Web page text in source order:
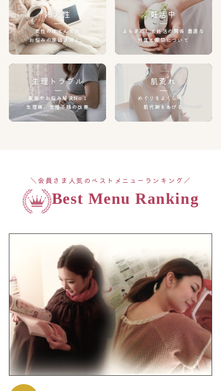
冷え性
女性のほとんどの
お悩みの原因は冷え。
妊活中
よもぎ蒸しと妊活の関係 最適な
頻度と期間について
生理トラブル
楽座やお悩み解決No.1
生理痛、生理不順の改善
肌荒れ
めぐりをよくして、
肌代謝をあげる
＼会員さま人気のベストメニューランキング／
Best Menu Ranking